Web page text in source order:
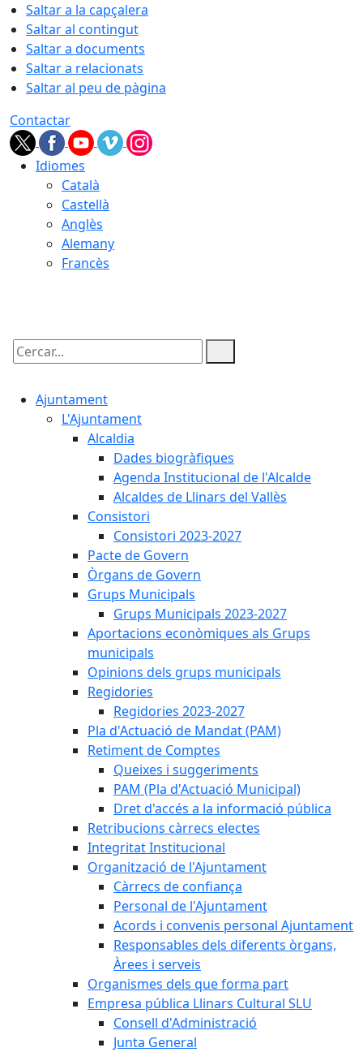
Saltar a la capçalera
Saltar al contingut
Saltar a documents
Saltar a relacionats
Saltar al peu de pàgina
Contactar
Idiomes
Català
Castellà
Anglès
Alemany
Francès
Cercar:
Ajuntament
L'Ajuntament
Alcaldia
Dades biogràfiques
Agenda Institucional de l'Alcalde
Alcaldes de Llinars del Vallès
Consistori
Consistori 2023-2027
Pacte de Govern
Òrgans de Govern
Grups Municipals
Grups Municipals 2023-2027
Aportacions econòmiques als Grups
municipals
Opinions dels grups municipals
Regidories
Regidories 2023-2027
Pla d'Actuació de Mandat (PAM)
Retiment de Comptes
Queixes i suggeriments
PAM (Pla d'Actuació Municipal)
Dret d'accés a la informació pública
Retribucions càrrecs electes
Integritat Institucional
Organització de l'Ajuntament
Càrrecs de confiança
Personal de l'Ajuntament
Acords i convenis personal Ajuntament
Responsables dels diferents òrgans,
Àrees i serveis
Organismes dels que forma part
Empresa pública Llinars Cultural SLU
Consell d'Administració
Junta General